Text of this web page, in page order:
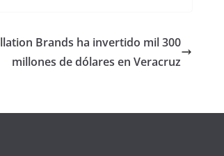
Brands ha invertido mil 300
millones de dólares en Veracruz